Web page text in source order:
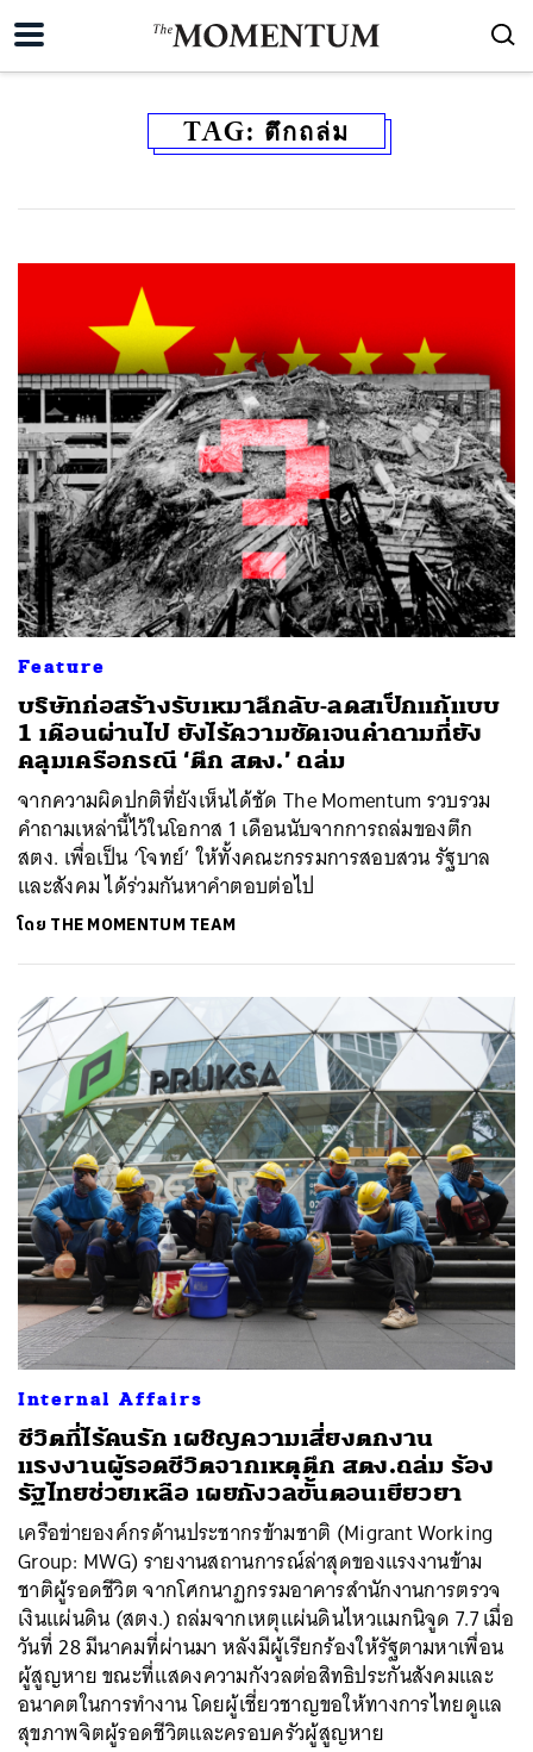
TAG: ตึกถล่ม
Feature
บริษัทก่อสร้างรับเหมาลึกลับ-ลดสเป็กแก้แบบ
1 เดือนผ่านไป ยังไร้ความชัดเจนคำถามที่ยัง
คลุมเครือกรณี ‘ตึก สตง.’ ถล่ม
จากความผิดปกติที่ยังเห็นได้ชัด The Momentum รวบรวม
คำถามเหล่านี้ไว้ในโอกาส 1 เดือนนับจากการถล่มของตึก
สตง. เพื่อเป็น ‘โจทย์’ ให้ทั้งคณะกรรมการสอบสวน รัฐบาล
และสังคม ได้ร่วมกันหาคำตอบต่อไป
โดย THE MOMENTUM TEAM
Internal Affairs
ชีวิตที่ไร้คนรัก เผชิญความเสี่ยงตกงาน
แรงงานผู้รอดชีวิตจากเหตุตึก สตง.ถล่ม ร้อง
รัฐไทยช่วยเหลือ เผยกังวลขั้นตอนเยียวยา
เครือข่ายองค์กรด้านประชากรข้ามชาติ (Migrant Working
Group: MWG) รายงานสถานการณ์ล่าสุดของแรงงานข้าม
ชาติผู้รอดชีวิต จากโศกนาฏกรรมอาคารสำนักงานการตรวจ
เงินแผ่นดิน (สตง.) ถล่มจากเหตุแผ่นดินไหวแมกนิจูด 7.7 เมื่อ
วันที่ 28 มีนาคมที่ผ่านมา หลังมีผู้เรียกร้องให้รัฐตามหาเพื่อน
ผู้สูญหาย ขณะที่แสดงความกังวลต่อสิทธิประกันสังคมและ
อนาคตในการทำงาน โดยผู้เชี่ยวชาญขอให้ทางการไทยดูแล
สุขภาพจิตผู้รอดชีวิตและครอบครัวผู้สูญหาย